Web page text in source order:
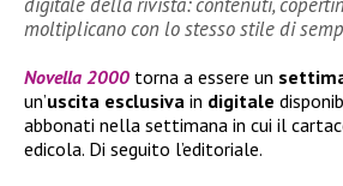
digitale della rivista: contenuti,
moltiplicano con lo stesso stile di
Novella 2000 torna a essere un
un’uscita esclusiva in digitale
abbonati nella settimana in cui il
edicola. Di seguito l’editoriale.